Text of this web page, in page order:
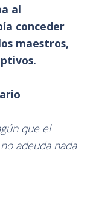
al
conceder
maestros,
que el
adeuda nada